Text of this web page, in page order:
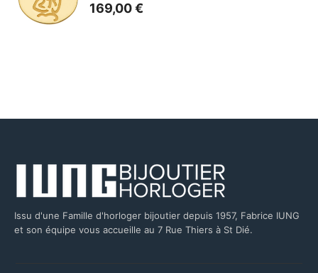
169,00€
Issu d'une Famille d'horloger bijoutier depuis 1957, Fabrice IUNG
et son équipe vous accueille au 7 Rue Thiers à St Dié.